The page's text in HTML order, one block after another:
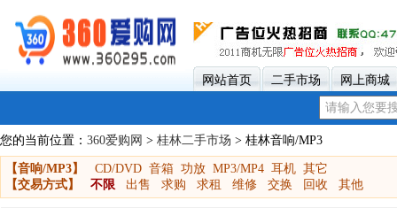
网站首页 二手市场 网上商城
您的当前位置： 360爱购网 > 桂林二手市场 > 桂林音响/MP3
【音响/MP3】 CD/DVD 音箱 功放 MP3/MP4 耳机 其它
【交易方式】
不限 出售 求购 求租 维修 交换 回收 其他